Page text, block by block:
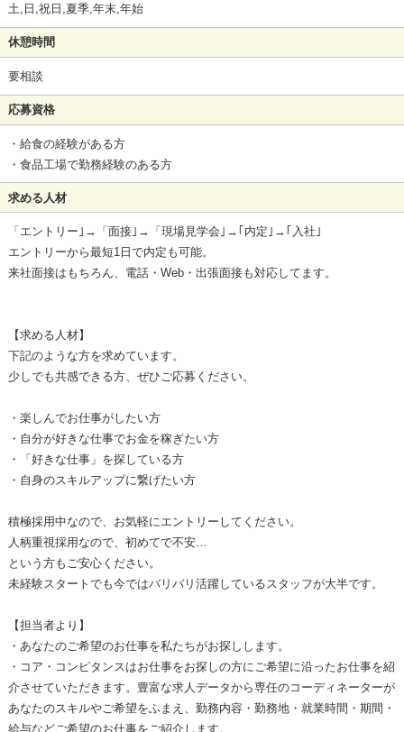
土,日,祝日,夏季,年末,年始
休憩時間
要相談
応募資格
・給食の経験がある方
・食品工場で勤務経験のある方
求める人材
「エントリー｣→「面接｣→「現場見学会｣→｢内定｣→｢入社｣
エントリーから最短1日で内定も可能。
来社面接はもちろん、電話・Web・出張面接も対応してます。
【求める人材】
下記のような方を求めています。
少しでも共感できる方、ぜひご応募ください。
・楽しんでお仕事がしたい方
・自分が好きな仕事でお金を稼ぎたい方
・「好きな仕事」を探している方
・自身のスキルアップに繋げたい方
積極採用中なので、お気軽にエントリーしてください。
人柄重視採用なので、初めてで不安…
という方もご安心ください。
未経験スタートでも今ではバリバリ活躍しているスタッフが大半です。
【担当者より】
・あなたのご希望のお仕事を私たちがお探しします。
・コア・コンピタンスはお仕事をお探しの方にご希望に沿ったお仕事を紹
介させていただきます。豊富な求人データから専任のコーディネーターが
あなたのスキルやご希望をふまえ、勤務内容・勤務地・就業時間・期間・
給与などご希望のお仕事をご紹介します。